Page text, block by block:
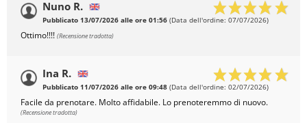
Nuno R.
Pubblicato 13/07/2026 alle ore 01:56 (Data dell'ordine: 07/07/2026)
Ottimo!!!! (Recensione tradotta)
Ina R.
Pubblicato 11/07/2026 alle ore 09:48 (Data dell'ordine: 02/07/2026)
Facile da prenotare. Molto affidabile. Lo prenoteremmo di nuovo.
(Recensione tradotta)